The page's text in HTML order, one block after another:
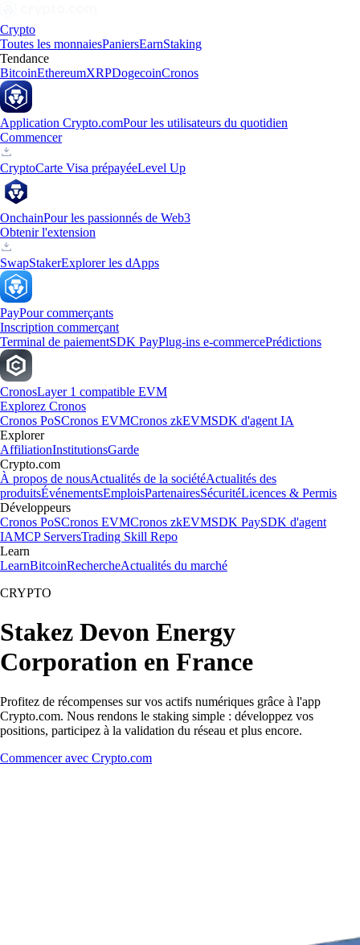
Crypto
Toutes les monnaiesPaniersEarnStaking
Tendance
BitcoinEthereumXRPDogecoinCronos
Application Crypto.comPour les utilisateurs du quotidien
Commencer
CryptoCarte Visa prépayéeLevel Up
OnchainPour les passionnés de Web3
Obtenir l'extension
SwapStakerExplorer les dApps
PayPour commerçants
Inscription commerçant
Terminal de paiementSDK PayPlug-ins e-commercePrédictions
CronosLayer 1 compatible EVM
Explorez Cronos
Cronos PoSCronos EVMCronos zkEVMSDK d'agent IA
Explorer
AffiliationInstitutionsGarde
Crypto.com
À propos de nousActualités de la sociétéActualités des
produitsÉvénementsEmploisPartenairesSécuritéLicences & Permis
Développeurs
Cronos PoSCronos EVMCronos zkEVMSDK PaySDK d'agent
IAMCP ServersTrading Skill Repo
Learn
LearnBitcoinRechercheActualités du marché
CRYPTO
Stakez Devon Energy
Corporation en France
Profitez de récompenses sur vos actifs numériques grâce à l'app
Crypto.com. Nous rendons le staking simple : développez vos
positions, participez à la validation du réseau et plus encore.
Commencer avec Crypto.com